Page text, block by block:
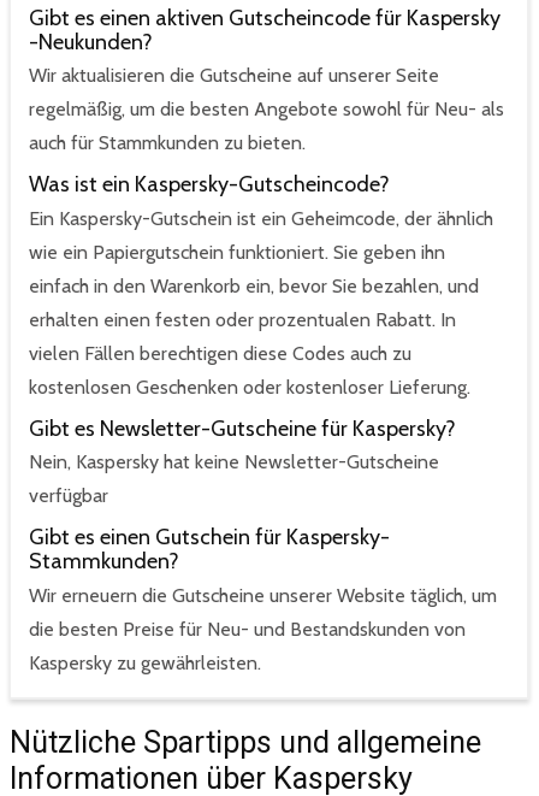
Gibt es einen aktiven Gutscheincode für Kaspersky
-Neukunden?
Wir aktualisieren die Gutscheine auf unserer Seite
regelmäßig, um die besten Angebote sowohl für Neu- als
auch für Stammkunden zu bieten.
Was ist ein Kaspersky-Gutscheincode?
Ein Kaspersky-Gutschein ist ein Geheimcode, der ähnlich
wie ein Papiergutschein funktioniert. Sie geben ihn
einfach in den Warenkorb ein, bevor Sie bezahlen, und
erhalten einen festen oder prozentualen Rabatt. In
vielen Fällen berechtigen diese Codes auch zu
kostenlosen Geschenken oder kostenloser Lieferung.
Gibt es Newsletter-Gutscheine für Kaspersky?
Nein, Kaspersky hat keine Newsletter-Gutscheine
verfügbar
Gibt es einen Gutschein für Kaspersky-
Stammkunden?
Wir erneuern die Gutscheine unserer Website täglich, um
die besten Preise für Neu- und Bestandskunden von
Kaspersky zu gewährleisten.
Nützliche Spartipps und allgemeine
Informationen über Kaspersky